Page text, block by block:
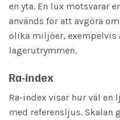
en yta. En lux motsvarar
används för att avgöra
olika miljöer, exempelvis
lagerutrymmen.
Ra-index
Ra-index visar hur väl
med referensljus. Skalan